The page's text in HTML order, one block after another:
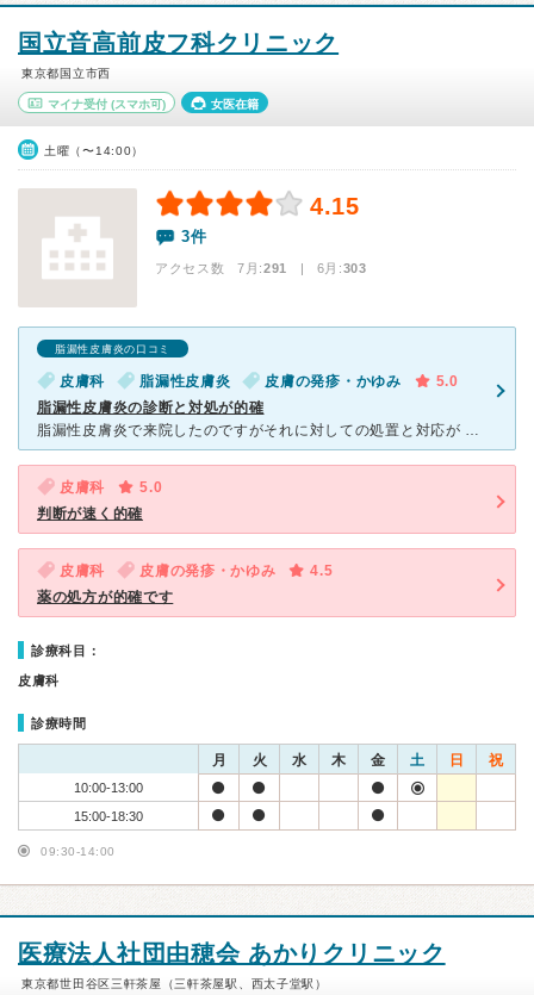
国立音高前皮フ科クリニック
東京都国立市西
マイナ受付 (スマホ可) 女医在籍
土曜（〜14:00）
4.15
3件
アクセス数 7月:291 | 6月:303
脂漏性皮膚炎の口コミ
皮膚科 脂漏性皮膚炎 皮膚の発疹・かゆみ
5.0
脂漏性皮膚炎の診断と対処が的確
脂漏性皮膚炎で来院したのですがそれに対しての処置と対応が 的確で素晴らしかったです。飲み薬も併用すると効果があると教えていただき処方してもらいました。 診断スピードもてきぱきしており、待ち時間もそ
皮膚科
5.0
判断が速く的確
皮膚科 皮膚の発疹・かゆみ
4.5
薬の処方が的確です
診療科目：
皮膚科
診療時間
月 火 水 木 金 土 日 祝
10:00-13:00
15:00-18:30
09:30-14:00
医療法人社団由穂会 あかりクリニック
東京都世田谷区三軒茶屋（三軒茶屋駅、西太子堂駅）